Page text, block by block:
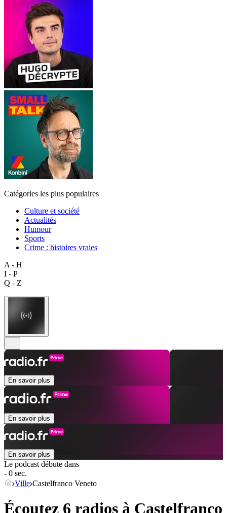
Catégories les plus populaires
Culture et société
Actualités
Humour
Sports
Crime : histoires vraies
A - H
I - P
Q - Z
En savoir plus
En savoir plus
En savoir plus
Le podcast débute dans
- 0 sec.
Ville Castelfranco Veneto
Écoutez 6 radios à Castelfranco